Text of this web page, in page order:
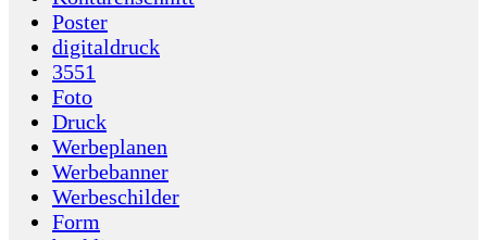
Poster
digitaldruck
3551
Foto
Druck
Werbeplanen
Werbebanner
Werbeschilder
Form